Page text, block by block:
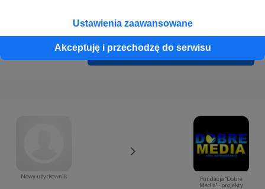
Ustawienia zaawansowane
Akceptuję i przechodzę do serwisu
Cofnij Zarejestruj się i przejdź dalej
Nowy użytkownik
Fundacja "Dobre
Media" - projekty